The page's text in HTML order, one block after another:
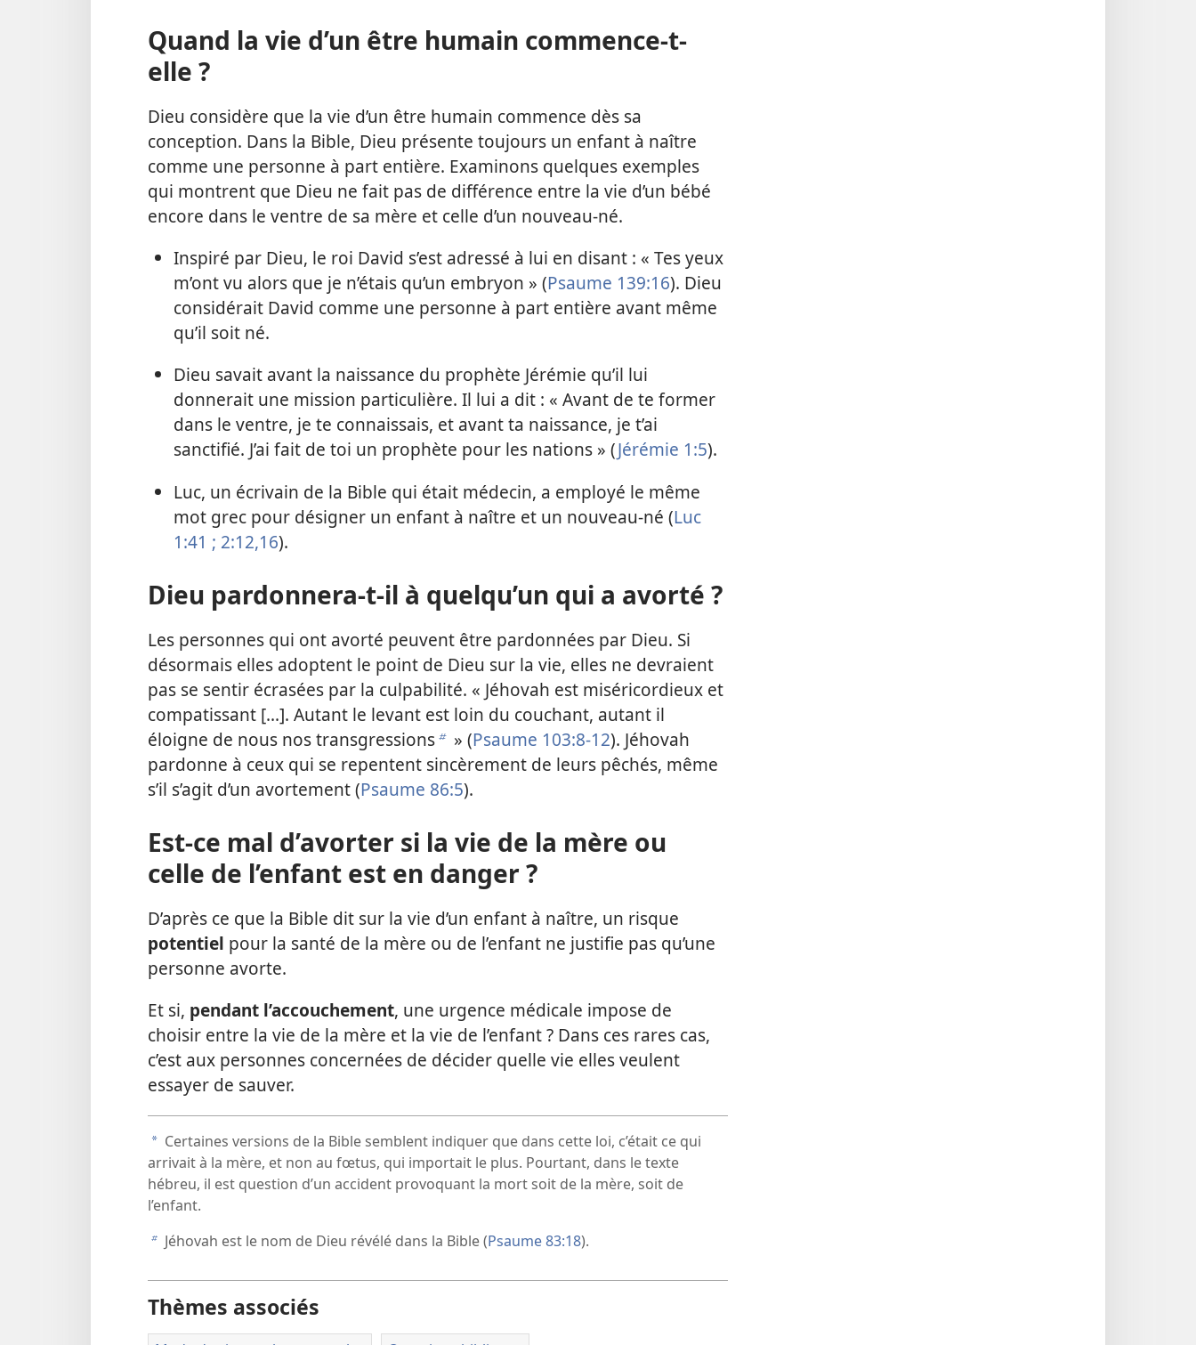
Quand la vie d’un être humain commence-t-
elle ?
Dieu considère que la vie d’un être humain commence dès sa
conception. Dans la Bible, Dieu présente toujours un enfant à naître
comme une personne à part entière. Examinons quelques exemples
qui montrent que Dieu ne fait pas de différence entre la vie d’un bébé
encore dans le ventre de sa mère et celle d’un nouveau-né.
Inspiré par Dieu, le roi David s’est adressé à lui en disant : « Tes yeux
m’ont vu alors que je n’étais qu’un embryon » (Psaume 139:16). Dieu
considérait David comme une personne à part entière avant même
qu’il soit né.
Dieu savait avant la naissance du prophète Jérémie qu’il lui
donnerait une mission particulière. Il lui a dit : « Avant de te former
dans le ventre, je te connaissais, et avant ta naissance, je t’ai
sanctifié. J’ai fait de toi un prophète pour les nations » (Jérémie 1:5).
Luc, un écrivain de la Bible qui était médecin, a employé le même
mot grec pour désigner un enfant à naître et un nouveau-né (Luc
1:41 ; 2:12,16).
Dieu pardonnera-t-il à quelqu’un qui a avorté ?
Les personnes qui ont avorté peuvent être pardonnées par Dieu. Si
désormais elles adoptent le point de Dieu sur la vie, elles ne devraient
pas se sentir écrasées par la culpabilité. « Jéhovah est miséricordieux et
compatissant [...]. Autant le levant est loin du couchant, autant il
éloigne de nous nos transgressionsb » (Psaume 103:8-12). Jéhovah
pardonne à ceux qui se repentent sincèrement de leurs pêchés, même
s’il s’agit d’un avortement (Psaume 86:5).
Est-ce mal d’avorter si la vie de la mère ou
celle de l’enfant est en danger ?
D’après ce que la Bible dit sur la vie d’un enfant à naître, un risque
potentiel pour la santé de la mère ou de l’enfant ne justifie pas qu’une
personne avorte.
Et si, pendant l’accouchement, une urgence médicale impose de
choisir entre la vie de la mère et la vie de l’enfant ? Dans ces rares cas,
c’est aux personnes concernées de décider quelle vie elles veulent
essayer de sauver.
a Certaines versions de la Bible semblent indiquer que dans cette loi, c’était ce qui
arrivait à la mère, et non au fœtus, qui importait le plus. Pourtant, dans le texte
hébreu, il est question d’un accident provoquant la mort soit de la mère, soit de
l’enfant.
b Jéhovah est le nom de Dieu révélé dans la Bible (Psaume 83:18).
Thèmes associés